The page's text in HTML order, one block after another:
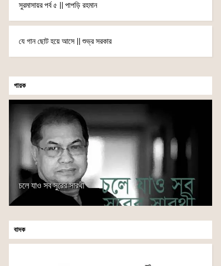
সুরমাসায়র পর্ব ৫ || পাপড়ি রহমান
যে গান ছোট হয়ে আসে || শুভ্র সরকার
গায়ক
চলে যাও সব সুরের সারথী
বাদক